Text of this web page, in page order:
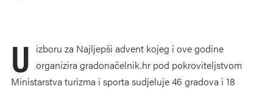
U izboru za Najljepši advent kojeg i ove godine
organizira gradonačelnik.hr pod pokroviteljstvom
Ministarstva turizma i sporta sudjeluje 46 gradova i 18